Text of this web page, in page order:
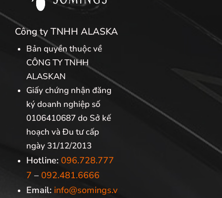
Công ty TNHH ALASKA
Bản quyền thuộc về
CÔNG TY TNHH
ALASKAN
Giấy chứng nhận đăng
ký doanh nghiệp số
0106410687 do Sở kế
hoạch và Đu tư cấp
ngày 31/12/2013
Hotline: 096.728.777
7 – 092.481.6666
Email: info@somings.v